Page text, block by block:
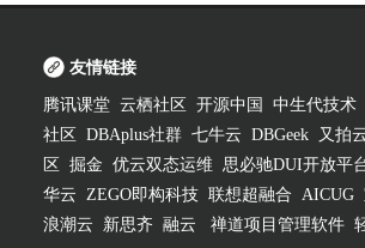
友情链接
腾讯课堂 云栖社区 开源中国 中生代技术
社区
DBAplus社群 七牛云 DBGeek 又拍
区
掘金 优云双态运维 思必驰DUI开放平
华云 ZEGO即构科技 联想超融合 AICUG
浪潮云
新思齐 融云 禅道项目管理软件